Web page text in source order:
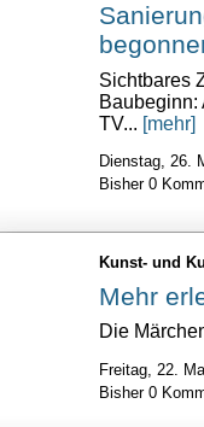
Sichtbares
Baubeginn:
TV... [mehr]
Dienstag, 26.
Bisher 0
Kunst- und
Mehr
Die
Freitag, 22.
Bisher 0